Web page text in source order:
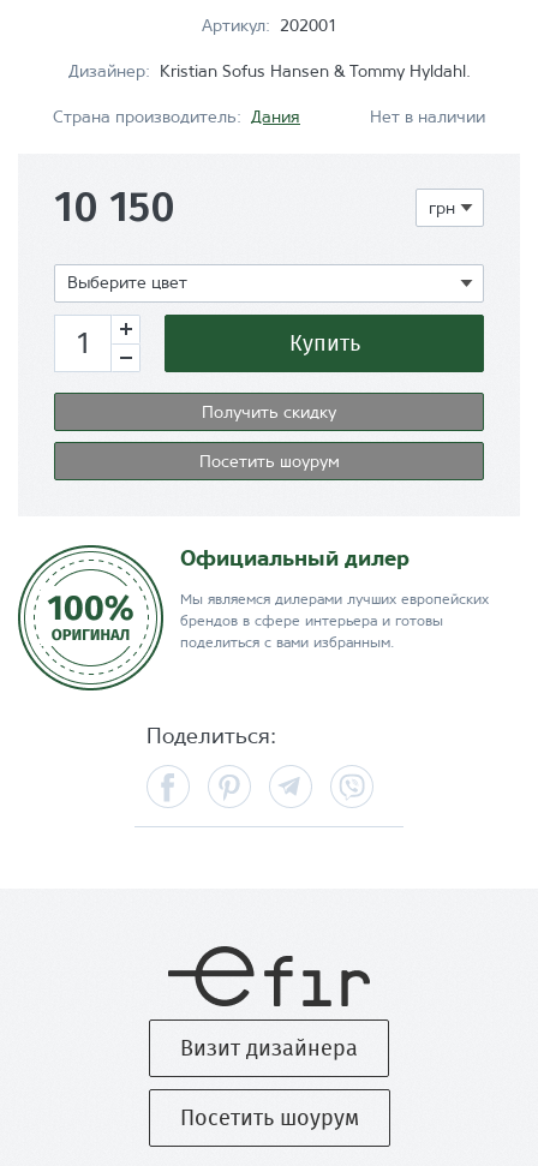
Артикул: 202001
Дизайнер: Kristian Sofus Hansen & Tommy Hyldahl.
Страна производитель: Дания Нет в наличии
10 150
Показать
Выберите цвет
Купить
Получить скидку
Посетить шоурум
Официальный дилер
Мы являемся дилерами лучших европейских
брендов в сфере интерьера и готовы
поделиться с вами избранным.
Поделиться:
FacebookPinterest Telegram
Посетить шоурум
Визит дизайнера